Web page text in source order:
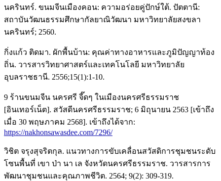
นครินทร์. ขนมจีนเมืองคอน: ความอร่อยคู่ปักษ์ใต้. ปัตตานี:
สถาบันวัฒนธรรมศึกษากัลยาณิวัฒนา มหาวิทยาลัยสงขลา
นครินทร์; 2560.
กิ่งแก้ว ติดมา. ผักพื้นบ้าน: คุณค่าทางอาหารและภูมิปัญญาท้อง
ถิ่น. วารสารวิทยาศาสตร์และเทคโนโลยี มหาวิทยาลัย
อุบลราชธานี. 2556;15(1):1-10.
9 ร้านขนมจีน นครศรี จี๊ดๆ ในเมืองนครศรีธรรมราช
[อินเทอร์เน็ต]. สวัสดีนครศรีธรรมราช; 6 มิถุนายน 2563 [เข้าถึง
เมื่อ 30 พฤษภาคม 2568]. เข้าถึงได้จาก:
https://nakhonsawasdee.com/7296/
วิชิต จรุงสุจริตกุล. แนวทางการขับเคลื่อนสวัสดิการชุมชนระดับ
โซนพื้นที่ เขา ป่า นา เล จังหวัดนครศรีธรรมราช. วารสารการ
พัฒนาชุมชนและคุณภาพชีวิต. 2564; 9(2): 309-319.